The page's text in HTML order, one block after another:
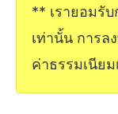
** เรายอมรั
เท่านั้น การล
ค่าธรรมเนีย